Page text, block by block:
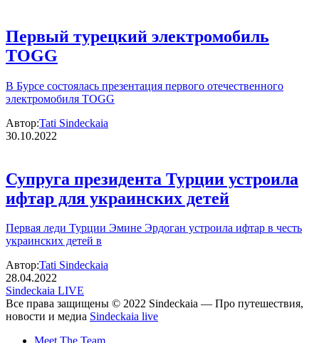
Первый турецкий электромобиль
TOGG
В Бурсе состоялась презентация первого отечественного
электромобиля TOGG
Автор:Tati Sindeckaia
30.10.2022
Супруга президента Турции устроила
ифтар для украинских детей
Первая леди Турции Эмине Эрдоган устроила ифтар в честь
украинских детей в
Автор:Tati Sindeckaia
28.04.2022
Sindeckaia LIVE
Все права защищены © 2022 Sindeckaia — Про путешествия,
новости и медиа Sindeckaia live